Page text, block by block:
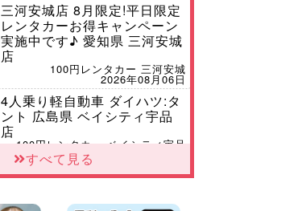
三河安城店 8月限定!平日限定
レンタカーお得キャンペーン
実施中です♪ 愛知県 三河安城
店
100円レンタカー 三河安城
2026年08月06日
4人乗り軽自動車 ダイハツ:タ
ント 広島県 ベイシティ宇品
店
100円レンタカー ベイシティ宇品
体調崩してませんか?? 兵庫県
100円レンタカー 加古川
すべて見る